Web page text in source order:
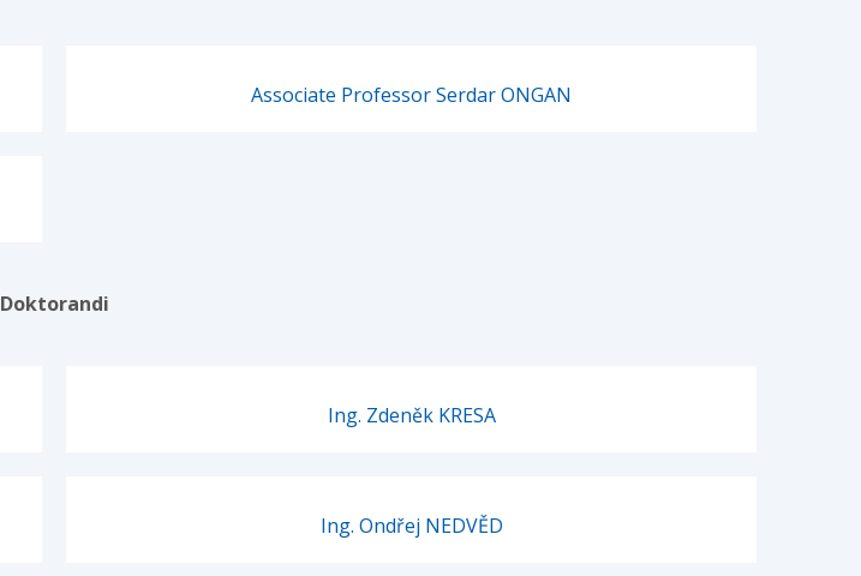
Associate Professor Serdar ONGAN
Doktorandi
Ing. Zdeněk KRESA
Ing. Ondřej NEDVĚD